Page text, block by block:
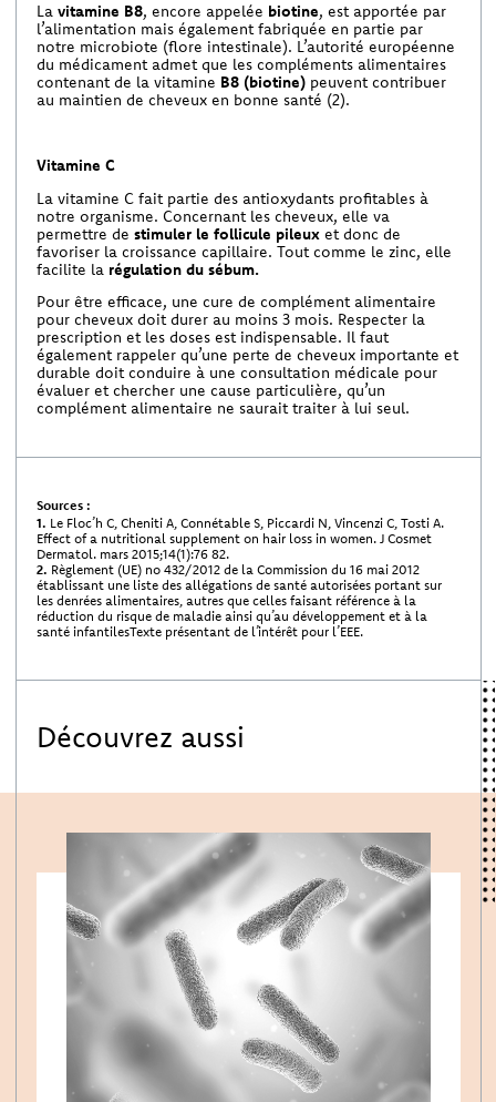
La vitamine B8, encore appelée biotine, est apportée par
l’alimentation mais également fabriquée en partie par
notre microbiote (flore intestinale). L’autorité européenne
du médicament admet que les compléments alimentaires
contenant de la vitamine B8 (biotine)peuvent contribuer
au maintien de cheveux en bonne santé (2).
Vitamine C
La vitamine C fait partie des antioxydants profitables à
notre organisme. Concernant les cheveux, elle va
permettre de stimuler le follicule pileuxet donc de
favoriser la croissance capillaire. Tout comme le zinc, elle
facilite la régulation du sébum.
Pour être efficace, une cure de complément alimentaire
pour cheveux doit durer au moins 3 mois. Respecter la
prescription et les doses est indispensable. Il faut
également rappeler qu’une perte de cheveux importante et
durable doit conduire à une consultation médicale pour
évaluer et chercher une cause particulière, qu’un
complément alimentaire ne saurait traiter à lui seul.
Sources :
1. Le Floc’h C, Cheniti A, Connétable S, Piccardi N, Vincenzi C, Tosti A.
Effect of a nutritional supplement on hair loss in women. J Cosmet
Dermatol. mars 2015;14(1):76 82.
2. Règlement (UE) no 432/2012 de la Commission du 16 mai 2012
établissant une liste des allégations de santé autorisées portant sur
les denrées alimentaires, autres que celles faisant référence à la
réduction du risque de maladie ainsi qu’au développement et à la
santé infantilesTexte présentant de l’intérêt pour l’EEE.
Découvrez aussi